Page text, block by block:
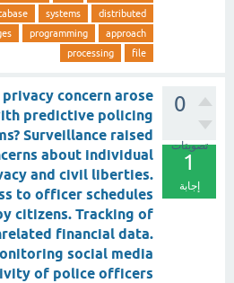
distributed
systems
approach
programming
file
processing
0
تصويتات
1
إجابة
concern arose
predictive policing
Surveillance raised
about individual
and civil liberties.
to officer schedules
citizens. Tracking of
financial data.
social media